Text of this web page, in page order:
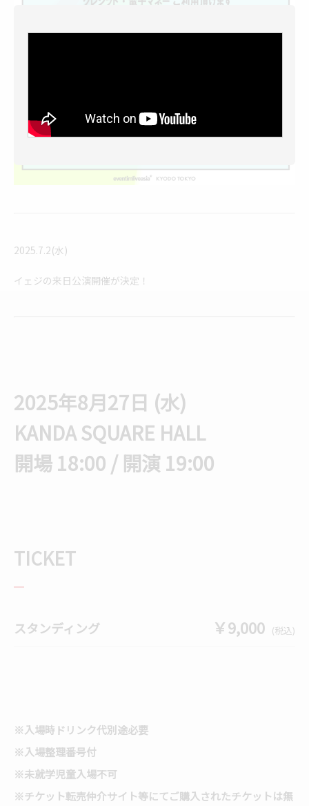
2025.7.2(水)
イェジの来日公演開催が決定！
2025年8月27日 (水)
KANDA SQUARE HALL
開場 18:00 / 開演 19:00
TICKET
スタンディング ￥9,000 (税込)
※入場時ドリンク代別途必要
※入場整理番号付
※未就学児童入場不可
※チケット転売仲介サイト等にてご購入されたチケットは無